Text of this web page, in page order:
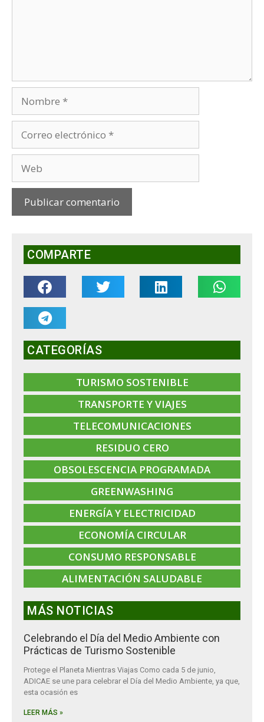
COMPARTE
CATEGORÍAS
TURISMO SOSTENIBLE
TRANSPORTE Y VIAJES
TELECOMUNICACIONES
RESIDUO CERO
OBSOLESCENCIA PROGRAMADA
GREENWASHING
ENERGÍA Y ELECTRICIDAD
ECONOMÍA CIRCULAR
CONSUMO RESPONSABLE
ALIMENTACIÓN SALUDABLE
MÁS NOTICIAS
Celebrando el Día del Medio Ambiente con
Prácticas de Turismo Sostenible
Protege el Planeta Mientras Viajas Como cada 5 de junio,
ADICAE se une para celebrar el Día del Medio Ambiente, ya que,
esta ocasión es
LEER MÁS »